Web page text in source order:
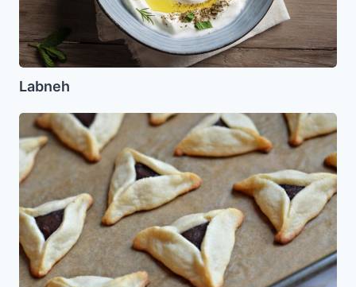
Labneh
Oznei
Haman
Rellenas
de
Chocolate